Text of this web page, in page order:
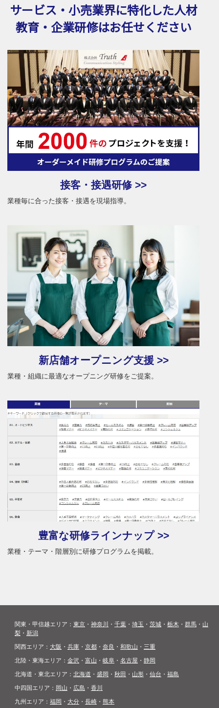
サービス・小売業界に特化した人材
教育・企業研修はお任せください
接客・接遇研修 >>
業種毎に合った接客・接遇を現場指導。
新店舗オープニング支援 >>
業種・組織に最適なオープニング研修をご提案。
豊富な研修ラインナップ >>
業種・テーマ・階層別に研修プログラムを掲載。
関東・甲信越エリア： 東京 ・ 神奈川 ・ 千葉 ・ 埼玉 ・ 茨城 ・ 栃木 ・ 群馬 ・ 山
梨 ・ 新潟
関西エリア： 大阪 ・ 兵庫 ・ 京都 ・ 奈良 ・ 和歌山 ・ 三重
北陸・東海エリア： 金沢 ・ 富山 ・ 岐阜 ・ 名古屋 ・ 静岡
北海道・東北エリア： 北海道 ・ 盛岡 ・ 秋田 ・ 山形 ・ 仙台 ・ 福島
中四国エリア： 岡山 ・ 広島 ・ 香川
九州エリア： 福岡 ・ 大分 ・ 長崎 ・ 熊本